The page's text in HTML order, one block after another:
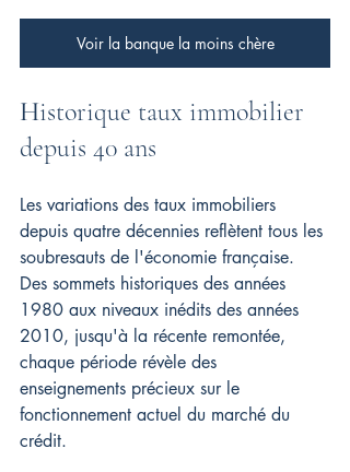
Voir la banque la moins chère
Historique taux immobilier
depuis 40 ans
Les variations des taux immobiliers
depuis quatre décennies reflètent tous les
soubresauts de l'économie française.
Des sommets historiques des années
1980 aux niveaux inédits des années
2010, jusqu'à la récente remontée,
chaque période révèle des
enseignements précieux sur le
fonctionnement actuel du marché du
crédit.